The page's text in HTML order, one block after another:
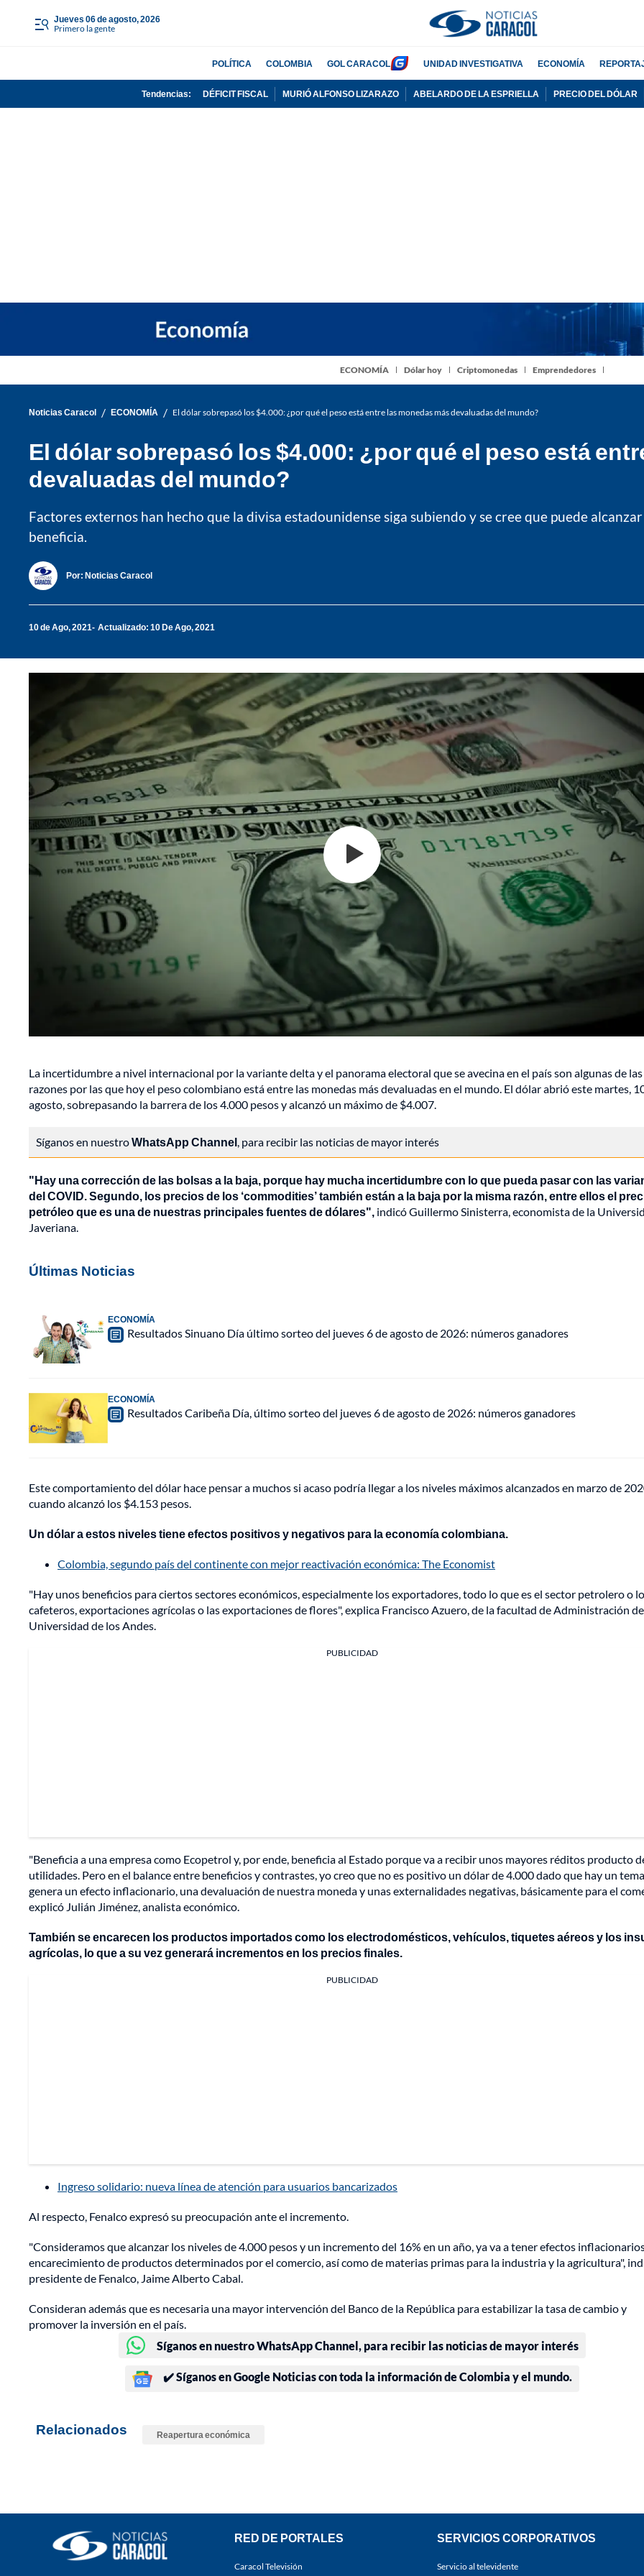
jueves 06 de agosto, 2026
Primero la gente
POLÍTICA COLOMBIA GOL CARACOL UNIDAD INVESTIGATIVA ECONOMÍA
Tendencias: DÉFICIT FISCAL MURIÓ ALFONSO LIZARAZO ABELARDO DE LA ESPRIELLA PRECIO DEL DÓLAR
ECONOMÍA Dólar hoy Criptomonedas Emprendedores
Noticias Caracol / ECONOMÍA / El dólar sobrepasó los $4.000: ¿por qué el peso está entre las monedas más devaluadas del mundo?
El dólar sobrepasó los $4.000: ¿por qué el peso está
devaluadas del mundo?
Factores externos han hecho que la divisa estadounidense siga subiendo y se cree que puede
beneficia.
Por: Noticias Caracol
10 de Ago, 2021 Actualizado: 10 De Ago, 2021
La incertidumbre a nivel internacional por la variante delta y el panorama electoral que se avecina en el país son algunas de las
razones por las que hoy el peso colombiano está entre las monedas más devaluadas en el mundo. El dólar abrió este martes,
agosto, sobrepasando la barrera de los 4.000 pesos y alcanzó un máximo de $4.007.
Síganos en nuestroWhatsApp Channel, para recibir las noticias de mayor interés
"Hay una corrección de las bolsas a la baja, porque hay mucha incertidumbre con lo que pueda pasar con las
del COVID. Segundo, los precios de los ‘commodities’ también están a la baja por la misma razón, entre ellos el
petróleo que es una de nuestras principales fuentes de dólares", indicó Guillermo Sinisterra, economista de la
Javeriana.
Últimas Noticias
ECONOMÍA
Resultados Sinuano Día último sorteo del jueves 6 de agosto de 2026: números ganadores
ECONOMÍA
Resultados Caribeña Día, último sorteo del jueves 6 de agosto de 2026: números ganadores
Este comportamiento del dólar hace pensar a muchos si acaso podría llegar a los niveles máximos alcanzados en marzo de
cuando alcanzó los $4.153 pesos.
Un dólar a estos niveles tiene efectos positivos y negativos para la economía colombiana.
Colombia, segundo país del continente con mejor reactivación económica: The Economist
"Hay unos beneficios para ciertos sectores económicos, especialmente los exportadores, todo lo que es el sector petrolero o
cafeteros, exportaciones agrícolas o las exportaciones de flores", explica Francisco Azuero, de la facultad de Administración
Universidad de los Andes.
PUBLICIDAD
"Beneficia a una empresa como Ecopetrol y, por ende, beneficia al Estado porque va a recibir unos mayores réditos producto
utilidades. Pero en el balance entre beneficios y contrastes, yo creo que no es positivo un dólar de 4.000 dado que hay un
genera un efecto inflacionario, una devaluación de nuestra moneda y unas externalidades negativas, básicamente para el
explicó Julián Jiménez, analista económico.
También se encarecen los productos importados como los electrodomésticos, vehículos, tiquetes aéreos y los
agrícolas, lo que a su vez generará incrementos en los precios finales.
PUBLICIDAD
Ingreso solidario: nueva línea de atención para usuarios bancarizados
Al respecto, Fenalco expresó su preocupación ante el incremento.
"Consideramos que alcanzar los niveles de 4.000 pesos y un incremento del 16% en un año, ya va a tener efectos
encarecimiento de productos determinados por el comercio, así como de materias primas para la industria y la agricultura",
presidente de Fenalco, Jaime Alberto Cabal.
Consideran además que es necesaria una mayor intervención del Banco de la República para estabilizar la tasa de cambio y
promover la inversión en el país.
Síganos en nuestro WhatsApp Channel, para recibir las noticias de mayor interés
✔️ Síganos en Google Noticias con toda la información de Colombia y el mundo.
Relacionados Reapertura económica
RED DE PORTALES
Caracol Televisión
SERVICIOS CORPORATIVOS
Servicio al televidente